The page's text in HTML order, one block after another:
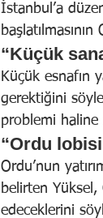
İstanbul’a
“Küçük
Küçük esnafın
gerektiğini
problemi haline
“Ordu
Ordu’nun
belirten Yüksel,
edeceklerini